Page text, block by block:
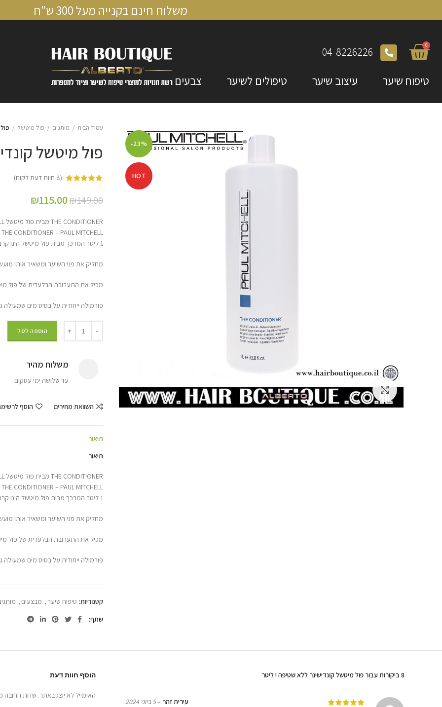
משלוח חינם בקנייה מעל 300 ש"ח
0
04-8226226
טיפוח שיער עיצוב שיער טיפולים לשיער צבעים
-23%
HOT
Click to enlarge
עמוד הבית מותגים פול מיטשל
פול מיטשל
(
8 חוות דעת לקוח)
₪149.00
₪115.00
THE CONDITIONER מבית פול מיטשל PAUL MITCHELL (ליטר)
THE CONDITIONER – PAUL MITCHELL קרם קונדישינר מבית פול מיטשל
1 ליטר המרכך מבית פול מיטשל הינו קרם לחות ומרכך הנספג במהירות בשיער ומשפר את המרקם שלו,
מחליק את פני השיער ומשאיר אותו
מכיל את התערובת הבלעדית של פול
פורמולה ייחודית על בסיס מים
הוספה לסל
משלוח מהיר
עד שלושה ימי עסקים
השוואת מחירים הוסף
תיאור
תיאור
THE CONDITIONER מבית פול מיטשל PAUL MITCHELL (ליטר)
THE CONDITIONER – PAUL MITCHELL קרם קונדישינר מבית פול מיטשל
1 ליטר המרכך מבית פול מיטשל הינו קרם לחות ומרכך הנספג במהירות בשיער ומשפר את המרקם שלו,
מחליק את פני השיער ומשאיר אותו
מכיל את התערובת הבלעדית של פול
פורמולה ייחודית על בסיס מים
קטגוריות: טיפוח שיער , מבצעים ,
שתף
8 ביקורות עבור פול מיטשל קונדישינר ללא שטיפה ! ליטר
עירית זהר –5 ביוני 2024
הוסף חוות דעת
האימייל לא יוצג באתר. שדות החובה